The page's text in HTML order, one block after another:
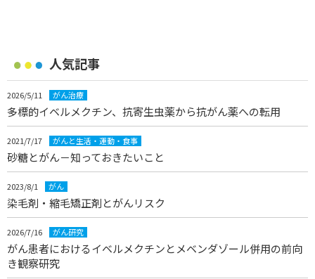
人気記事
2026/5/11 がん治療
多標的イベルメクチン、抗寄生虫薬から抗がん薬への転用
2021/7/17 がんと生活・運動・食事
砂糖とがん－知っておきたいこと
2023/8/1 がん
染毛剤・縮毛矯正剤とがんリスク
2026/7/16 がん研究
がん患者におけるイベルメクチンとメベンダゾール併用の前向
き観察研究